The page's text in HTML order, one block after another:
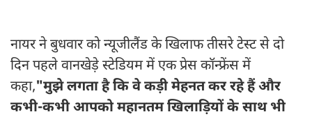
नायर ने बुधवार को न्यूजीलैंड के खिलाफ तीसरे टेस्ट से दो
दिन पहले वानखेड़े स्टेडियम में एक प्रेस कॉन्फ्रेंस में
कहा,"मुझे लगता है कि वे कड़ी मेहनत कर रहे हैं और
कभी-कभी आपको महानतम खिलाड़ियों के साथ भी